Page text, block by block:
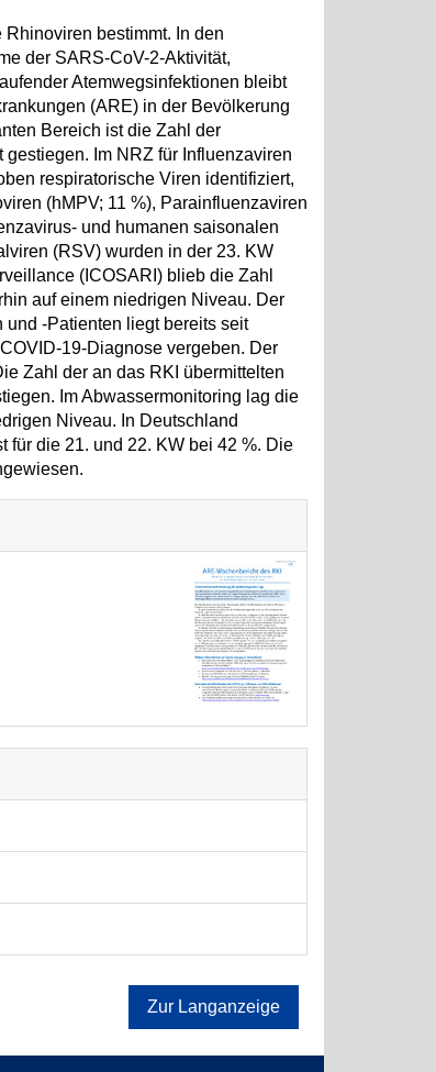
bestimmt. In den
der SARS-CoV-2-Aktivität,
Atemwegsinfektionen bleibt
(ARE) in der Bevölkerung
Bereich ist die Zahl der
Im NRZ für Influenzaviren
respiratorische Viren identifiziert,
(hMPV; 11 %), Parainfluenzaviren
und humanen saisonalen
(RSV) wurden in der 23. KW
(ICOSARI) blieb die Zahl
auf einem niedrigen Niveau. Der
-Patienten liegt bereits seit
19-Diagnose vergeben. Der
Zahl der an das RKI übermittelten
Im Abwassermonitoring lag die
Niveau. In Deutschland
für die 21. und 22. KW bei 42 %. Die
Zur Langanzeige